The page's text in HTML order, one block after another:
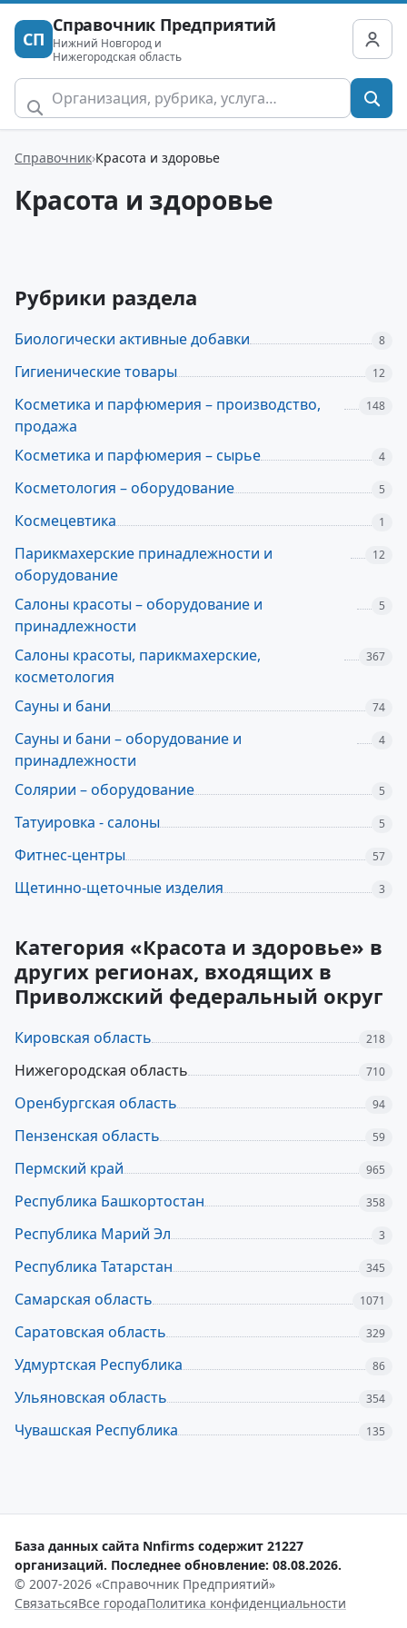
СП
Справочник Предприятий
Нижний Новгород и
Нижегородская область
Справочник Красота и здоровье
Красота и здоровье
Рубрики раздела
Биологически активные добавки 8
Гигиенические товары 12
Косметика и парфюмерия – производство,
продажа
148
Косметика и парфюмерия – сырье 4
Косметология – оборудование 5
Космецевтика 1
Парикмахерские принадлежности и
оборудование
12
Салоны красоты – оборудование и
принадлежности
5
Салоны красоты, парикмахерские,
косметология
367
Сауны и бани 74
Сауны и бани – оборудование и
принадлежности
4
Солярии – оборудование 5
Татуировка - салоны 5
Фитнес-центры 57
Щетинно-щеточные изделия 3
Категория «Красота и здоровье» в
других регионах, входящих в
Приволжский федеральный округ
Кировская область 218
Нижегородская область 710
Оренбургская область 94
Пензенская область 59
Пермский край 965
Республика Башкортостан 358
Республика Марий Эл 3
Республика Татарстан 345
Самарская область 1071
Саратовская область 329
Удмуртская Республика 86
Ульяновская область 354
Чувашская Республика 135
База данных сайта Nnfirms содержит 21227
организаций. Последнее обновление: 08.08.2026.
© 2007-2026 «Справочник Предприятий»
СвязатьсяВсе городаПолитика конфиденциальности